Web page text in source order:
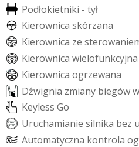
Podłokietniki - tył
Kierownica skórzana
Kierownica ze sterowanie
Kierownica wielofunkcyjna
Kierownica ogrzewana
Dźwignia zmiany biegóww
Keyless Go
Uruchamianie silnika bez u
Automatyczna kontrola og